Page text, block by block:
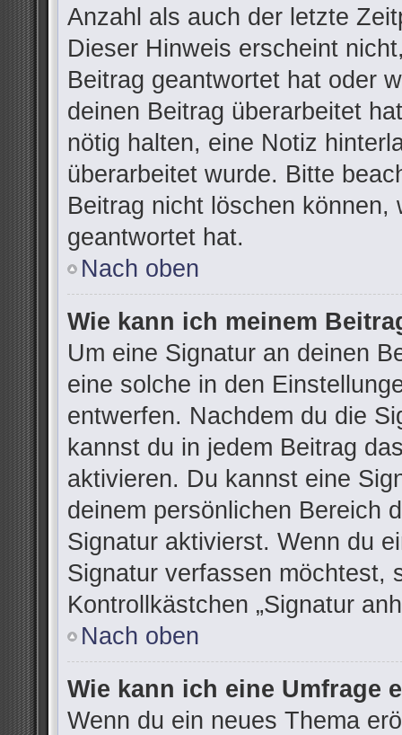
Anzahl als auch der letzte
Dieser Hinweis erscheint
Beitrag geantwortet hat oder
deinen Beitrag überarbeitet
nötig halten, eine Notiz
überarbeitet wurde. Bitte
Beitrag nicht löschen können,
geantwortet hat.
Nach oben
Wie kann ich meinem
Um eine Signatur an deinen
eine solche in den
entwerfen. Nachdem du die
kannst du in jedem Beitrag
aktivieren. Du kannst eine
deinem persönlichen Bereich
Signatur aktivierst. Wenn du
Signatur verfassen möchtest,
Kontrollkästchen „Signatur
Nach oben
Wie kann ich eine Umfrage
Wenn du ein neues Thema